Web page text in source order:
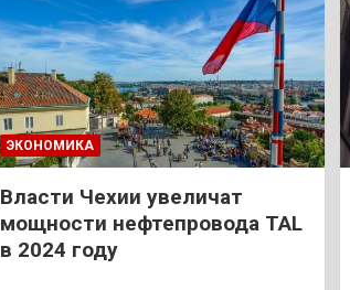
ЭКОНОМИКА
Власти Чехии увеличат
мощности нефтепровода TAL
в 2024 году